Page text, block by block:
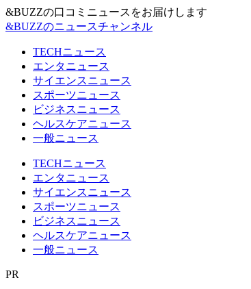
&BUZZの口コミニュースをお届けします
&BUZZのニュースチャンネル
TECHニュース
エンタニュース
サイエンスニュース
スポーツニュース
ビジネスニュース
ヘルスケアニュース
一般ニュース
TECHニュース
エンタニュース
サイエンスニュース
スポーツニュース
ビジネスニュース
ヘルスケアニュース
一般ニュース
PR